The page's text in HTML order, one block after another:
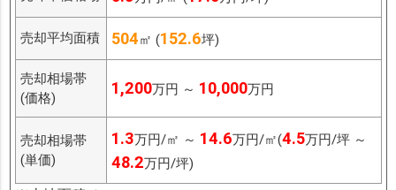
売却平均面積 504㎡ (152.6坪)
売却相場帯
(価格)
1,200万円 ～ 10,000万円
売却相場帯
(単価)
1.3万円/㎡ ～ 14.6万円/㎡(4.5万円/坪 ～
48.2万円/坪)